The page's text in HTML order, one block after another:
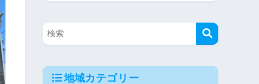
地域カテゴリー